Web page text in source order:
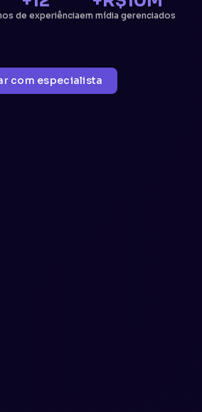
de experiênciaem mídia gerenciados
com especialista